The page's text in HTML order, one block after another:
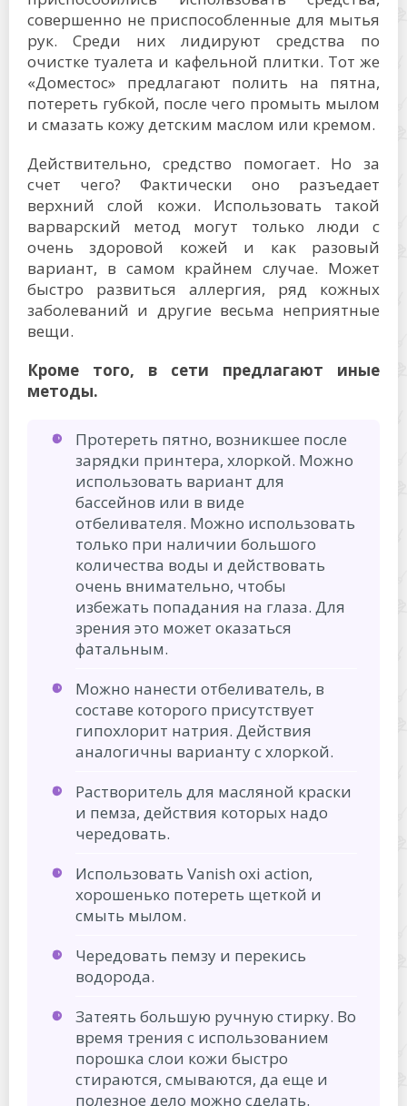
совершенно не приспособленные для мытья
рук. Среди них лидируют средства по
очистке туалета и кафельной плитки. Тот же
«Доместос» предлагают полить на пятна,
потереть губкой, после чего промыть мылом
и смазать кожу детским маслом или кремом.
Действительно, средство помогает. Но за
счет чего? Фактически оно разъедает
верхний слой кожи. Использовать такой
варварский метод могут только люди с
очень здоровой кожей и как разовый
вариант, в самом крайнем случае. Может
быстро развиться аллергия, ряд кожных
заболеваний и другие весьма неприятные
вещи.
Кроме того, в сети предлагают иные
методы.
Протереть пятно, возникшее после
зарядки принтера, хлоркой. Можно
использовать вариант для
бассейнов или в виде
отбеливателя. Можно использовать
только при наличии большого
количества воды и действовать
очень внимательно, чтобы
избежать попадания на глаза. Для
зрения это может оказаться
фатальным.
Можно нанести отбеливатель, в
составе которого присутствует
гипохлорит натрия. Действия
аналогичны варианту с хлоркой.
Растворитель для масляной краски
и пемза, действия которых надо
чередовать.
Использовать Vanish oxi action,
хорошенько потереть щеткой и
смыть мылом.
Чередовать пемзу и перекись
водорода.
Затеять большую ручную стирку. Во
время трения с использованием
порошка слои кожи быстро
стираются, смываются, да еще и
полезное дело можно сделать.